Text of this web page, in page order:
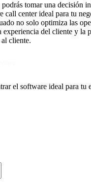
tomar una decisión
call center ideal para tu
no solo optimiza las
experiencia del cliente y la
cliente.
el software ideal para tu